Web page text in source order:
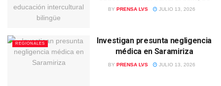
BY PRENSA LVS JULIO 13, 2026
REGIONALES
Investigan presunta negligencia
médica en Saramiriza
BY PRENSA LVS JULIO 13, 2026